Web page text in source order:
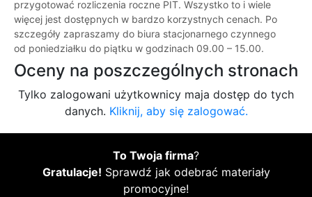
przygotować rozliczenia roczne PIT. Wszystko to i wiele
więcej jest dostępnych w bardzo korzystnych cenach. Po
szczegóły zapraszamy do biura stacjonarnego czynnego
od poniedziałku do piątku w godzinach 09.00 – 15.00.
Oceny na poszczególnych stronach
Tylko zalogowani użytkownicy maja dostęp do tych
danych. Kliknij, aby się zalogować.
To Twoja firma?
Gratulacje! Sprawdź jak odebrać materiały
promocyjne!